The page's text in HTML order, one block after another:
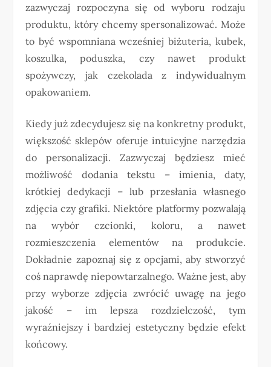
zazwyczaj rozpoczyna się od wyboru rodzaju
produktu, który chcemy spersonalizować. Może
to być wspomniana wcześniej biżuteria, kubek,
koszulka, poduszka, czy nawet produkt
spożywczy, jak czekolada z indywidualnym
opakowaniem.
Kiedy już zdecydujesz się na konkretny produkt,
większość sklepów oferuje intuicyjne narzędzia
do personalizacji. Zazwyczaj będziesz mieć
możliwość dodania tekstu – imienia, daty,
krótkiej dedykacji – lub przesłania własnego
zdjęcia czy grafiki. Niektóre platformy pozwalają
na wybór czcionki, koloru, a nawet
rozmieszczenia elementów na produkcie.
Dokładnie zapoznaj się z opcjami, aby stworzyć
coś naprawdę niepowtarzalnego. Ważne jest, aby
przy wyborze zdjęcia zwrócić uwagę na jego
jakość – im lepsza rozdzielczość, tym
wyraźniejszy i bardziej estetyczny będzie efekt
końcowy.